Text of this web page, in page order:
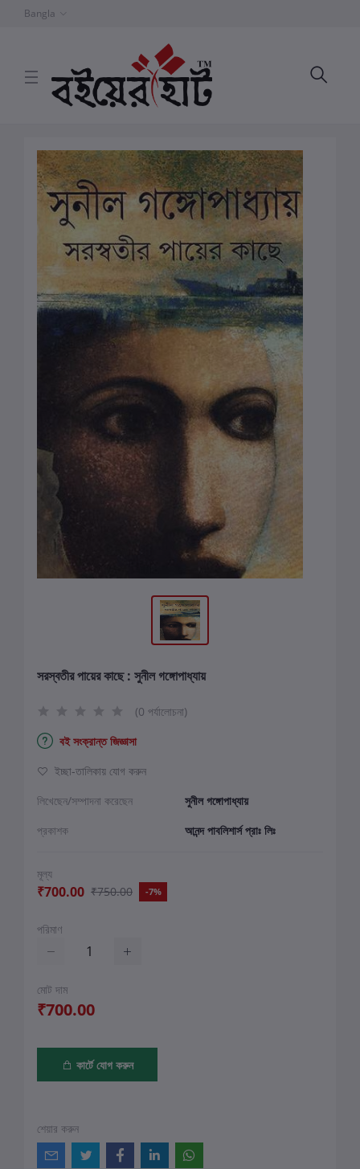
Bangla
সরস্বতীর পায়ের কাছে : সুনীল গঙ্গোপাধ্যায়
(0 পর্যালোচনা)
বই সংক্রান্ত জিজ্ঞাসা
ইচ্ছা-তালিকায় যোগ করুন
লিখেছেন/সম্পাদনা করেছেন
সুনীল গঙ্গোপাধ্যায়
প্রকাশক
আনন্দ পাবলিশার্স প্রাঃ লিঃ
মূল্য
₹700.00 ₹750.00 -7%
পরিমাণ
মোট দাম
₹700.00
কার্টে যোগ করুন
শেয়ার করুন